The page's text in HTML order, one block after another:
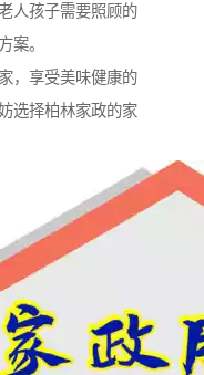
人孩子需要照顾的
案。
，享受美味健康的
选择柏林家政的家